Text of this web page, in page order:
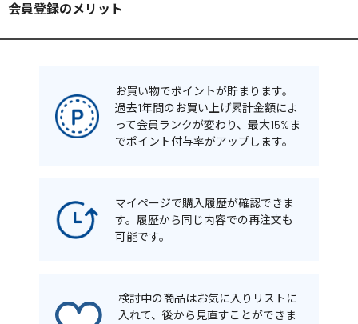
会員登録のメリット
お買い物でポイントが貯まります。
過去1年間のお買い上げ累計金額によ
って会員ランクが変わり、最大15%ま
でポイント付与率がアップします。
マイページで購入履歴が確認できま
す。履歴から同じ内容での再注文も
可能です。
検討中の商品はお気に入りリストに
入れて、後から見直すことができま